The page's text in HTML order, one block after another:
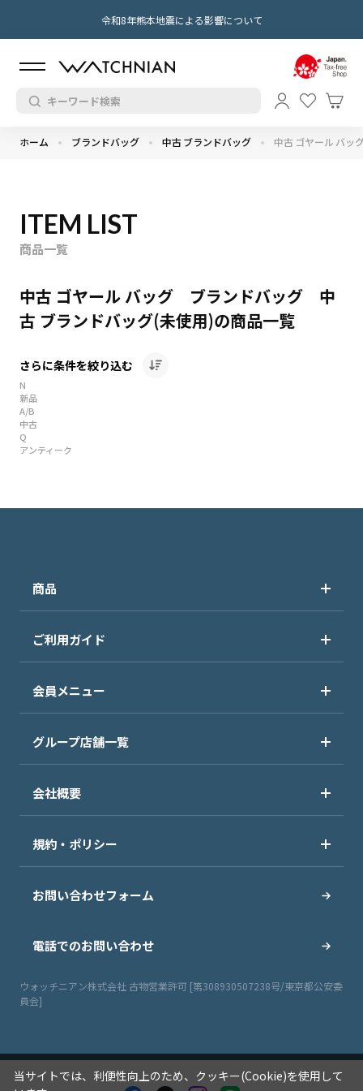
令和8年熊本地震による影響について
ホーム ブランドバッグ 中古 ブランドバッグ 中古 ゴヤール バッ
ITEM LIST
商品一覧
中古 ゴヤール バッグ ブランドバッグ 中
古 ブランドバッグ(未使用)の商品一覧
さらに条件を絞り込む
N
新品
A/B
中古
Q
アンティーク
商品
ご利用ガイド
会員メニュー
グループ店舗一覧
会社概要
規約・ポリシー
お問い合わせフォーム
電話でのお問い合わせ
ウォッチニアン株式会社 古物営業許可 [第308930507238号/東京都公安委
員会]
当サイトでは、利便性向上のため、クッキー(Cookie)を使用して